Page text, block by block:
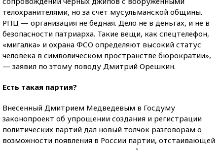
телохранителями, но за счет мусульманской общины.
РПЦ — организация не бедная. Дело не в деньгах, и не в
безопасности патриарха. Такие вещи, как спецтелефон,
«мигалка» и охрана ФСО определяют высокий статус
человека в символическом пространстве бюрократии»,
— заявил по этому поводу Дмитрий Орешкин.
Есть такая партия?
Внесенный Дмитрием Медведевым в Госдуму
законопроект об упрощении создания и регистрации
политических партий дал новый толчок разговорам о
возможности появления в России партии, отстаивающей